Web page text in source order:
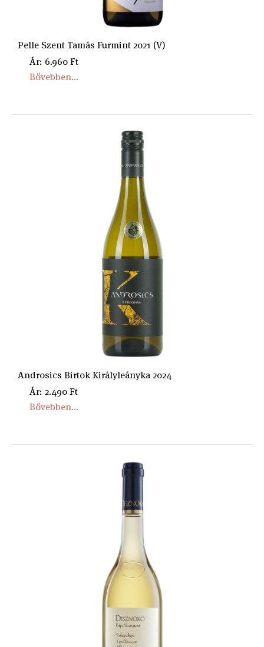
Pelle Szent Tamás Furmint 2021 (V)
Ár: 6.960 Ft
Bővebben...
Androsics Birtok Királyleányka 2024
Ár: 2.490 Ft
Bővebben...